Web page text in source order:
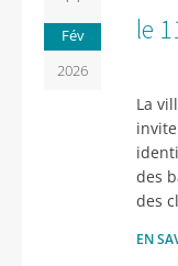
Fév
2026
le
La
des
des
EN